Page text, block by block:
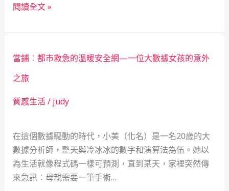
當
幅
背
後
真
被
揭
開：
我
的
閱讀全文 »
當鋪：都市救急的溫暖安全網—一位大數據女孩的意外
之旅
質感生活/ judy
在這個數據驅動的時代，小美（化名）是一名20歲的大
數據分析師，整天與冷冰冰的數字和演算法為伍。她以
為生活就像程式碼一樣可預測，直到某天，家裡突然傳
來急訊：母親需要一筆手術…